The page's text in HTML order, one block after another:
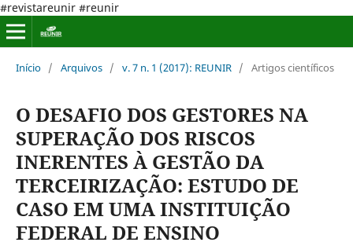
#revistareunir #reunir
Início / Arquivos / v. 7 n. 1 (2017): REUNIR / Artigos científicos
O DESAFIO DOS GESTORES NA
SUPERAÇÃO DOS RISCOS
INERENTES À GESTÃO DA
TERCEIRIZAÇÃO: ESTUDO DE
CASO EM UMA INSTITUIÇÃO
FEDERAL DE ENSINO